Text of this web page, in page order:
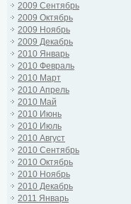
2009 Сентябрь
2009 Октябрь
2009 Ноябрь
2009 Декабрь
2010 Январь
2010 Февраль
2010 Март
2010 Апрель
2010 Май
2010 Июнь
2010 Июль
2010 Август
2010 Сентябрь
2010 Октябрь
2010 Ноябрь
2010 Декабрь
2011 Январь